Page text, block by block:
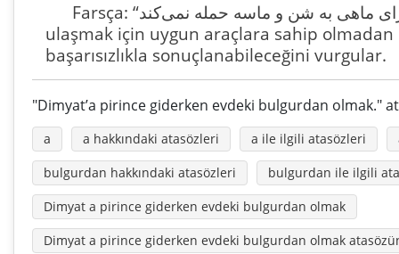
Farsça: “کبک برای ماهی به شن و ماسه حمله نمی‌کند.” Açıklama: Bu atasözü, bir hedefe
ulaşmak için uygun araçlara sahip
başarısızlıkla sonuçlanabileceğini vurgular.
"Dimyat’a pirince giderken evdeki bulgurdan olmak."
a a hakkındaki atasözleri a ile ilgili atasözleri
bulgurdan hakkındaki atasözleri
bulgurdan ile ilgili
Dimyat a pirince giderken evdeki bulgurdan olmak
Dimyat a pirince giderken evdeki bulgurdan olmak